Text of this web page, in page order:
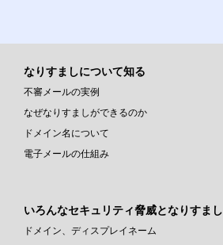
なりすましについて知る
不審メールの実例
なぜなりすましができるのか
ドメイン名について
電子メールの仕組み
いろんなセキュリティ脅威となりすまし
ドメイン、ディスプレイネーム